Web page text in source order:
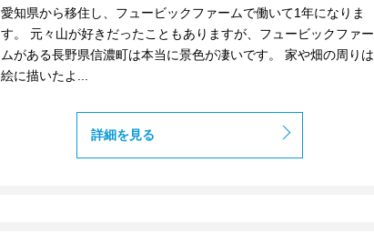
愛知県から移住し、フュービックファームで働いて1年になりま
す。 元々山が好きだったこともありますが、フュービックファー
ムがある長野県信濃町は本当に景色が凄いです。 家や畑の周りは
絵に描いたよ...
詳細を見る